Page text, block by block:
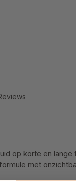
op korte en lange
met